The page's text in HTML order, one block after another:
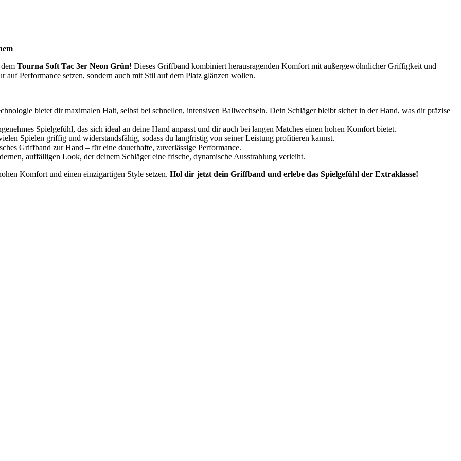
Tourna Soft Tac 3er Neon Grün! Dieses Griffband kombiniert herausragenden Komfort mit außergewöhnlicher Griffigkeit und
Performance setzen, sondern auch mit Stil auf dem Platz glänzen wollen.
bietet dir maximalen Halt, selbst bei schnellen, intensiven Ballwechseln. Dein Schläger bleibt sicher in der Hand, was dir präzise
Spielgefühl, das sich ideal an deine Hand anpasst und dir auch bei langen Matches einen hohen Komfort bietet.
Spielen griffig und widerstandsfähig, sodass du langfristig von seiner Leistung profitieren kannst.
Griffband zur Hand – für eine dauerhafte, zuverlässige Performance.
auffälligen Look, der deinem Schläger eine frische, dynamische Ausstrahlung verleiht.
Komfort und einen einzigartigen Style setzen. Hol dir jetzt dein Griffband und erlebe das Spielgefühl der Extraklasse!